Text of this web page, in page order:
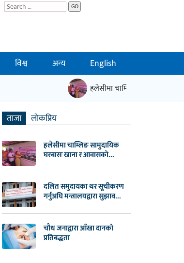
GO
विश्व अन्य English
हलेसीमा चाम्लिङ सामुदायिक
ताजा लाेकप्रिय
हलेसीमा चाम्लिङ सामुदायिक
घरबासः खाना र आवासको...
दलित समुदायका थर सूचीकरण
गर्नुअघि मन्त्रालयद्वारा सुझाव...
चौध जनाद्वारा आँखा दानको
प्रतिबद्धता